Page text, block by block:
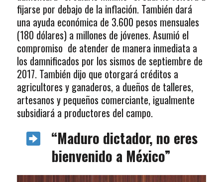
fijarse por debajo de la inflación. También dará
una ayuda económica de 3.600 pesos mensuales
(180 dólares) a millones de jóvenes. Asumió el
compromiso de atender de manera inmediata a
los damnificados por los sismos de septiembre de
2017. También dijo que otorgará créditos a
agricultores y ganaderos, a dueños de talleres,
artesanos y pequeños comerciante, igualmente
subsidiará a productores del campo.
“Maduro dictador, no eres
bienvenido a México”